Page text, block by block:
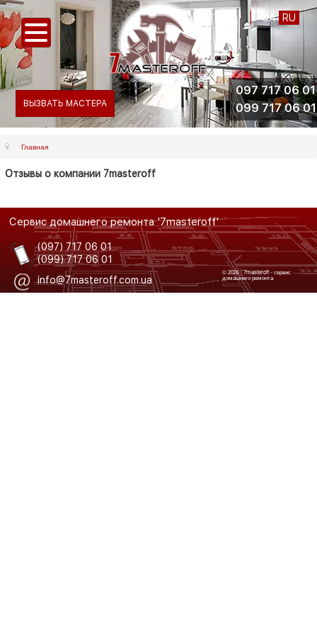
UA RU
ВЫЗВАТЬ МАСТЕРА
097 717 06 01
099 717 06 01
Главная
Отзывы о компании 7masteroff
Сервис домашнего ремонта '7masteroff'
(097) 717 06 01
(099) 717 06 01
info@7masteroff.com.ua
© 2026 | 7masteroff - сервис
домашнего ремонта